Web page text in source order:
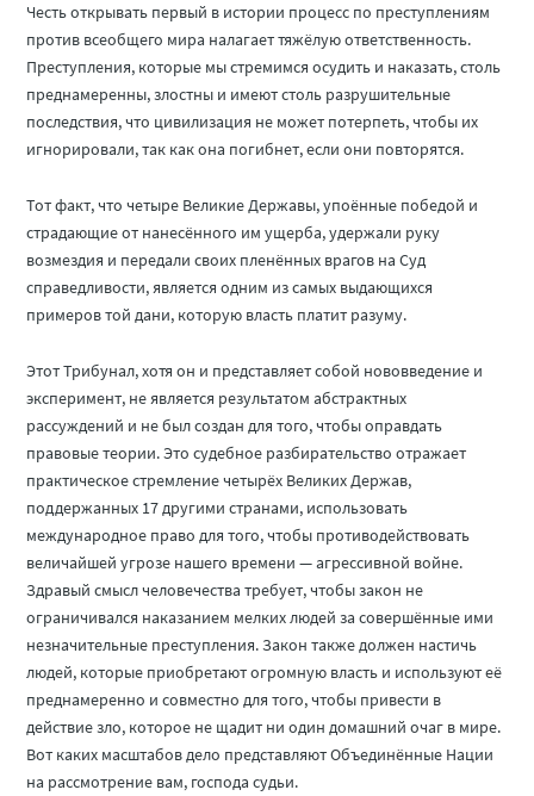
Честь открывать первый в истории процесс по преступлениям
против всеобщего мира налагает тяжёлую ответственность.
Преступления, которые мы стремимся осудить и наказать, столь
преднамеренны, злостны и имеют столь разрушительные
последствия, что цивилизация не может потерпеть, чтобы их
игнорировали, так как она погибнет, если они повторятся.
Тот факт, что четыре Великие Державы, упоённые победой и
страдающие от нанесённого им ущерба, удержали руку
возмездия и передали своих пленённых врагов на Суд
справедливости, является одним из самых выдающихся
примеров той дани, которую власть платит разуму.
Этот Трибунал, хотя он и представляет собой нововведение и
эксперимент, не является результатом абстрактных
рассуждений и не был создан для того, чтобы оправдать
правовые теории. Это судебное разбирательство отражает
практическое стремление четырёх Великих Держав,
поддержанных 17 другими странами, использовать
международное право для того, чтобы противодействовать
величайшей угрозе нашего времени — агрессивной войне.
Здравый смысл человечества требует, чтобы закон не
ограничивался наказанием мелких людей за совершённые ими
незначительные преступления. Закон также должен настичь
людей, которые приобретают огромную власть и используют её
преднамеренно и совместно для того, чтобы привести в
действие зло, которое не щадит ни один домашний очаг в мире.
Вот каких масштабов дело представляют Объединённые Нации
на рассмотрение вам, господа судьи.